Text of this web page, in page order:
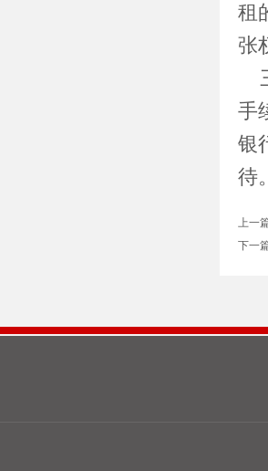
租
张
手
银
待
上一
下一